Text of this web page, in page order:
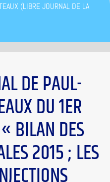
(LIBRE JOURNAL DE LA
DE PAUL-
DU 1ER
BILAN DES
2015 ; LES